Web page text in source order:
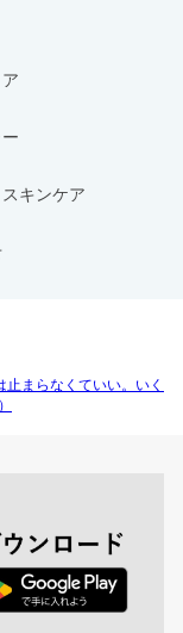
キンケア
止まらなくていい。いく